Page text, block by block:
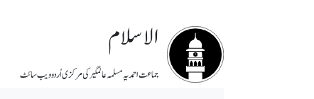
الاسلام
جماعت احمدیہ مسلمہ عالمگیر کی مرکزی اُردو ویب سائٹ